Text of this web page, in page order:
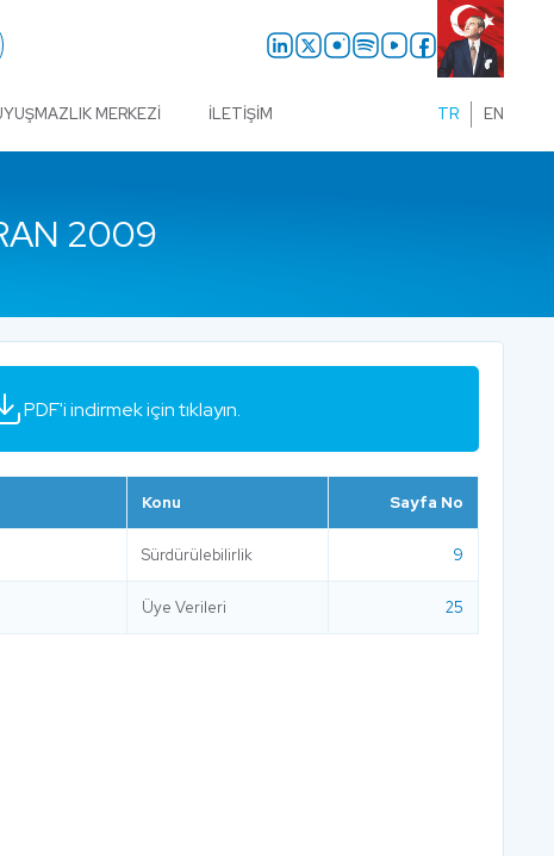
MERKEZI İLETIŞIM TR EN
2009
PDF'i indirmek için tıklayın.
Konu Sayfa No
Sürdürülebilirlik 9
Üye Verileri 25